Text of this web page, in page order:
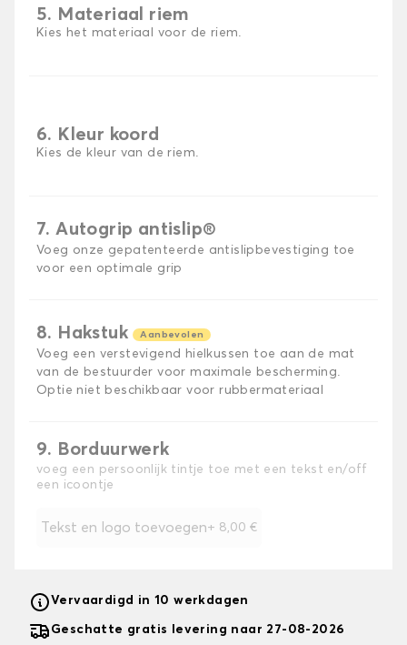
5. Materiaal riem
Kies het materiaal voor de riem.
6. Kleur koord
Kies de kleur van de riem.
7. Autogrip antislip®
Voeg onze gepatenteerde antislipbevestiging toe
voor een optimale grip
8. Hakstuk Aanbevolen
Voeg een verstevigend hielkussen toe aan de mat
van de bestuurder voor maximale bescherming.
Optie niet beschikbaar voor rubbermateriaal
9. Borduurwerk
voeg een persoonlijk tintje toe met een tekst en/off
een icoontje
Tekst en logo toevoegen+ 8,00 €
Vervaardigd in 10 werkdagen
Geschatte gratis levering naar 27-08-2026